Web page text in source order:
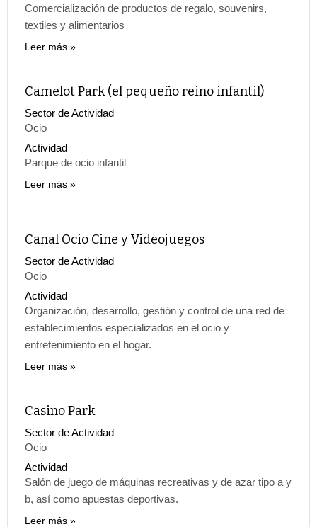
Comercialización de productos de regalo, souvenirs,
textiles y alimentarios
Leer más
Camelot Park (el pequeño reino infantil)
Sector de Actividad
Ocio
Actividad
Parque de ocio infantil
Leer más
Canal Ocio Cine y Videojuegos
Sector de Actividad
Ocio
Actividad
Organización, desarrollo, gestión y control de una red de
establecimientos especializados en el ocio y
entretenimiento en el hogar.
Leer más
Casino Park
Sector de Actividad
Ocio
Actividad
Salón de juego de máquinas recreativas y de azar tipo a y
b, así como apuestas deportivas.
Leer más